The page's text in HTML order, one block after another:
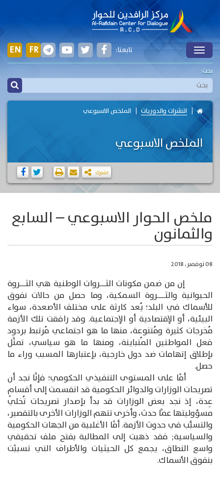
Toggle
EN FR تابعنا:
بحث:
النشرات والدوريات الملخص الاسبوعي
الملخص الاسبوعي
اشترك
ملخص الحوار الاسبوعي – السابع
والثمانون
08 نوفمبر، 2018
إن من ضمن مكونات الثـــروات الوطنية هي الثـــروة
الحيوانية والثــــروة السمكية، وما حصل من حالات نفوق
للأسماك في البلد؛ يُعد كارثة على مختلف الأصعدة، سواء
البيئية، أو الإقتصادية أو الإجتماعية. وقد رافقت تلك الأزمة
مُخرجات كثيرة ومُتنوعة، منها ما هو اجتماعي مُرتبط بردود
فعل المواطنين المُتباينة، ومنها ما هو سياسي، تمثَّل
بإطلاق إتهامات ضد دول خارجية، بإعتبارها المسبب وراء ما
حصل.
أمَّا على المستوى التنفيذي الحكومي؛ فإنَّا نجد أن
تصريحات الوزارات والدوائر الحكومية قد انقسمت إلى أقسامٍ
عِدة، إذ نجد بعض الوزارات قد بدأ بإصدار تصريحات تُخلي
مسؤوليتها عمَّا حدث، وأخرى تتهم الوزارات الأخرى بالتقصير،
والتسبُّب في حدوث الأزمة. أمَّا الأغلبية من الجهات الحكومية
والسياسية; فقد ذهبت إلى المطالبة بفتح ملف تحقيقي
واسع النطاق، يجمع كل الحيثيات والأطراف التي تسببَّت
بنفوق الأسماك.